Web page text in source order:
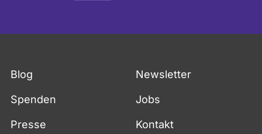
Blog Newsletter
Spenden Jobs
Presse Kontakt